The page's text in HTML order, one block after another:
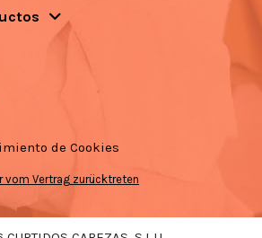
de Cookies
vom Vertrag zurücktreten